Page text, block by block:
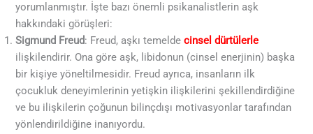
yorumlanmıştır. İşte bazı önemli psikanalistlerin aşk
hakkındaki görüşleri:
Sigmund Freud: Freud, aşkı temeldecinsel dürtülerle
ilişkilendirir. Ona göre aşk, libidonun (cinsel enerjinin) başka
bir kişiye yöneltilmesidir. Freud ayrıca, insanların ilk
çocukluk deneyimlerinin yetişkin ilişkilerini şekillendirdiğine
ve bu ilişkilerin çoğunun bilinçdışı motivasyonlar tarafından
yönlendirildiğine inanıyordu.